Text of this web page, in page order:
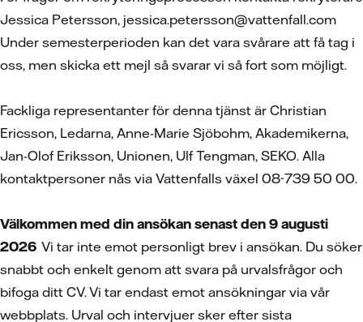
Jessica Petersson, jessica.petersson@vattenfall.com
Under semesterperioden kan det vara svårare att få tag i
oss, men skicka ett mejl så svarar vi så fort som möjligt.
Fackliga representanter för denna tjänst är Christian
Ericsson, Ledarna, Anne-Marie Sjöbohm, Akademikerna,
Jan-Olof Eriksson, Unionen, Ulf Tengman, SEKO. Alla
kontaktpersoner nås via Vattenfalls växel 08-739 50 00.
Välkommen med din ansökan senast den 9 augusti
2026 Vi tar inte emot personligt brev i ansökan. Du söker
snabbt och enkelt genom att svara på urvalsfrågor och
bifoga ditt CV. Vi tar endast emot ansökningar via vår
webbplats. Urval och intervjuer sker efter sista